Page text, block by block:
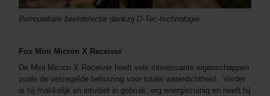
Betrouwbare beetdetectie dankzij D-Tec-technologie
Fox Mini Micron X Receiver
De Mini Micron X Receiver heeft vele interessante eigenschappen
zoals de verzegelde behuizing voor totale waterdichtheid. Verder
is hij makkelijk en intuïtief in gebruik, erg energiezuinig en heeft hij